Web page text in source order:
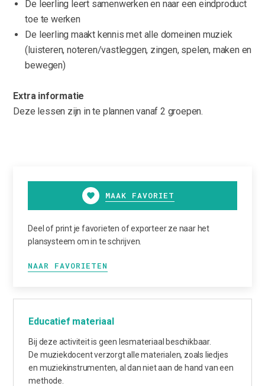
De leerling leert samenwerken en naar een eindproduct
toe te werken
De leerling maakt kennis met alle domeinen muziek
(luisteren, noteren/vastleggen, zingen, spelen, maken en
bewegen)
Extra informatie
Deze lessen zijn in te plannen vanaf 2 groepen.
MAAK FAVORIET
Deel of print je favorieten of exporteer ze naar het
plansysteem om in te schrijven.
NAAR FAVORIETEN
Educatief materiaal
Bij deze activiteit is geen lesmateriaal beschikbaar.
De muziekdocent verzorgt alle materialen, zoals liedjes
en muziekinstrumenten, al dan niet aan de hand van een
methode.